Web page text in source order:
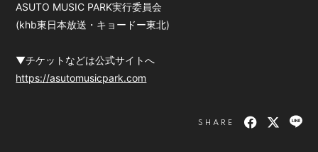
ASUTO MUSIC PARK実行委員会
(khb東日本放送・キョードー東北)
▼チケットなどは公式サイトへ
https://asutomusicpark.com
SHARE